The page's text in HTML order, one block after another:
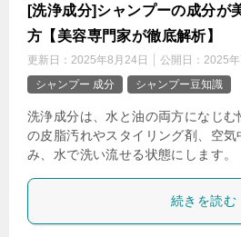
[洗浄成分]シャンプーの成分が
方【美容専門家が徹底解析】
更新日： 2025年8月24日 公開日： 2025年
シャンプー 成分
シャンプー豆知識
洗浄成分は、水と油の両方になじ
の皮脂汚れやスタイリング剤、空
み、水で洗い流せる状態にします。
続きを読む